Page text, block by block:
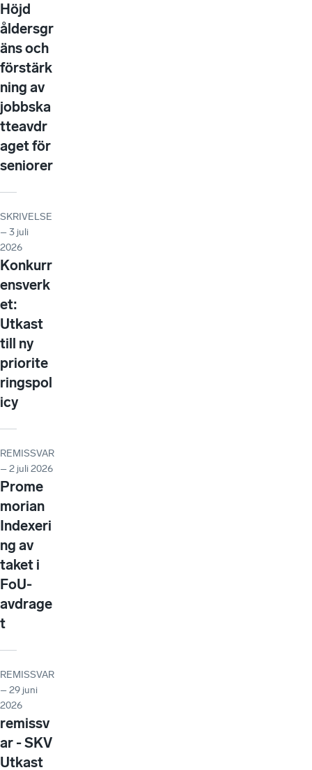
Höjd
åldersgr
äns och
förstärk
ning av
jobbska
tteavdr
aget för
seniorer
SKRIVELSE
– 3 juli
2026
Konkurr
ensverk
et:
Utkast
till ny
priorite
ringspol
icy
REMISSVAR
– 2 juli 2026
Prome
morian
Indexeri
ng av
taket i
FoU-
avdrage
t
REMISSVAR
– 29 juni
2026
remissv
ar - SKV
Utkast